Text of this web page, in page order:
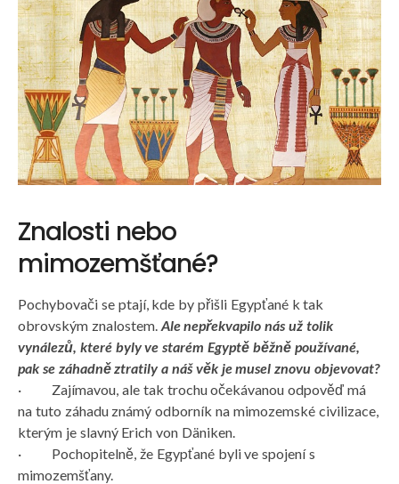
Znalosti nebo
mimozemšťané?
Pochybovači se ptají, kde by přišli Egypťané k tak
obrovským znalostem. Ale nepřekvapilo nás už tolik
vynálezů, které byly ve starém Egyptě běžně používané,
pak se záhadně ztratily a náš věk je musel znovu objevovat?
· Zajímavou, ale tak trochu očekávanou odpověď má
na tuto záhadu známý odborník na mimozemské civilizace,
kterým je slavný Erich von Däniken.
· Pochopitelně, že Egypťané byli ve spojení s
mimozemšťany.